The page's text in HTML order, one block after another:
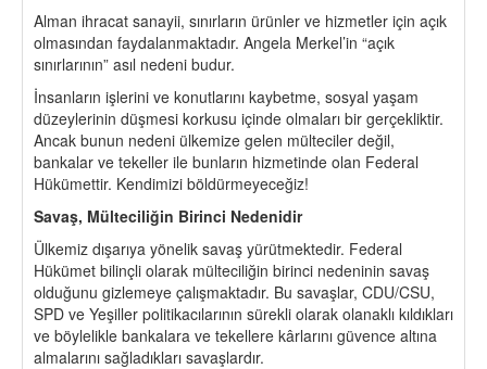
Alman ihracat sanayii, sınırların ürünler ve hizmetler için açık
olmasından faydalanmaktadır. Angela Merkel’in “açık
sınırlarının” asıl nedeni budur.
İnsanların işlerini ve konutlarını kaybetme, sosyal yaşam
düzeylerinin düşmesi korkusu içinde olmaları bir gerçekliktir.
Ancak bunun nedeni ülkemize gelen mülteciler değil,
bankalar ve tekeller ile bunların hizmetinde olan Federal
Hükümettir. Kendimizi böldürmeyeceğiz!
Savaş, Mülteciliğin Birinci Nedenidir
Ülkemiz dışarıya yönelik savaş yürütmektedir. Federal
Hükümet bilinçli olarak mülteciliğin birinci nedeninin savaş
olduğunu gizlemeye çalışmaktadır. Bu savaşlar, CDU/CSU,
SPD ve Yeşiller politikacılarının sürekli olarak olanaklı kıldıkları
ve böylelikle bankalara ve tekellere kârlarını güvence altına
almalarını sağladıkları savaşlardır.